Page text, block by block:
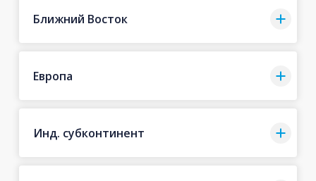
Ближний Восток
Европа
Инд. субконтинент